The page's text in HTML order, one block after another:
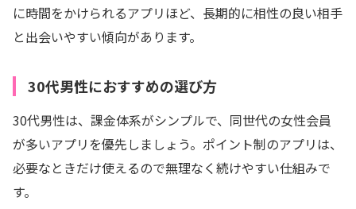
に時間をかけられるアプリほど、長期的に相性の良い相手
と出会いやすい傾向があります。
30代男性におすすめの選び方
30代男性は、課金体系がシンプルで、同世代の女性会員
が多いアプリを優先しましょう。ポイント制のアプリは、
必要なときだけ使えるので無理なく続けやすい仕組みで
す。